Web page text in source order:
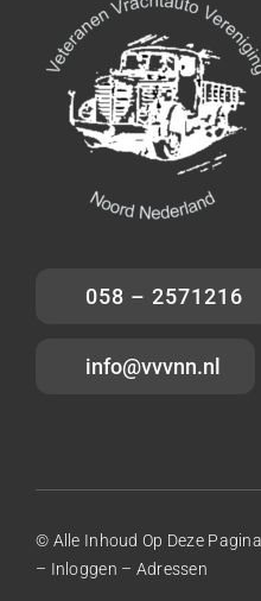
058 – 2571216
info@vvvnn.nl
© Alle Inhoud Op Deze Pagina
– Inloggen – Adressen